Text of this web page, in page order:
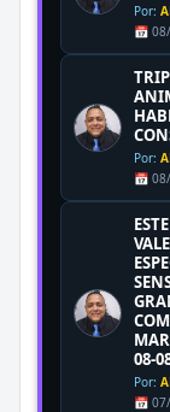
Por:
📅
Por:
📅
08-
Por:
📅